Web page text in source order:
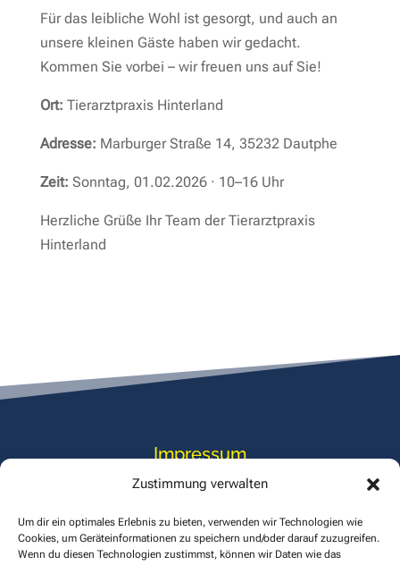
Zustimmung verwalten
Um dir ein optimales Erlebnis zu bieten, verwenden wir Technologien wie
Cookies, um Geräteinformationen zu speichern und/oder darauf zuzugreifen.
Wenn du diesen Technologien zustimmst, können wir Daten wie das
Für das leibliche Wohl ist gesorgt, und auch an
unsere kleinen Gäste haben wir gedacht.
Kommen Sie vorbei – wir freuen uns auf Sie!
Ort: Tierarztpraxis Hinterland
Adresse: Marburger Straße 14, 35232 Dautphe
Zeit: Sonntag, 01.02.2026 · 10–16 Uhr
Herzliche Grüße Ihr Team der Tierarztpraxis
Hinterland
Impressum
Datenschutz